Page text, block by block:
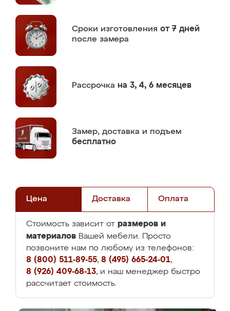
Сроки изготовления от 7 дней
после замера
Рассрочка на 3, 4, 6 месяцев
Замер, доставка и подъем
бесплатно
Цена Доставка Оплата
Стоимость зависит от размеров и
материалов Вашей мебели. Просто
позвоните нам по любому из телефонов:
8 (800) 511-89-55, 8 (495) 665-24-01,
8 (926) 409-68-13, и наш менеджер быстро
рассчитает стоимость.